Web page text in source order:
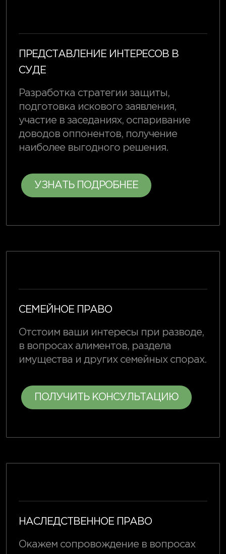
ПРЕДСТАВЛЕНИЕ ИНТЕРЕСОВ В
СУДЕ
Разработка стратегии защиты,
подготовка искового заявления,
участие в заседаниях, оспаривание
доводов оппонентов, получение
наиболее выгодного решения.
УЗНАТЬ ПОДРОБНЕЕ
СЕМЕЙНОЕ ПРАВО
Отстоим ваши интересы при разводе,
в вопросах алиментов, раздела
имущества и других семейных спорах.
ПОЛУЧИТЬ КОНСУЛЬТАЦИЮ
НАСЛЕДСТВЕННОЕ ПРАВО
Окажем сопровождение в вопросах